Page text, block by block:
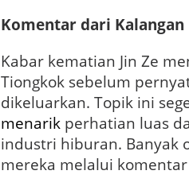
Komentar dari Kalangan
Kabar kematian Jin Ze
Tiongkok sebelum
dikeluarkan. Topik ini
menarikperhatian luas
industri hiburan. Banyak
mereka melalui